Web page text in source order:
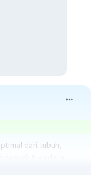
dari tubuh,